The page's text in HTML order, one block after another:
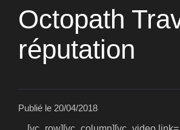
Octopath
réputation
Publié le 20/04/2018